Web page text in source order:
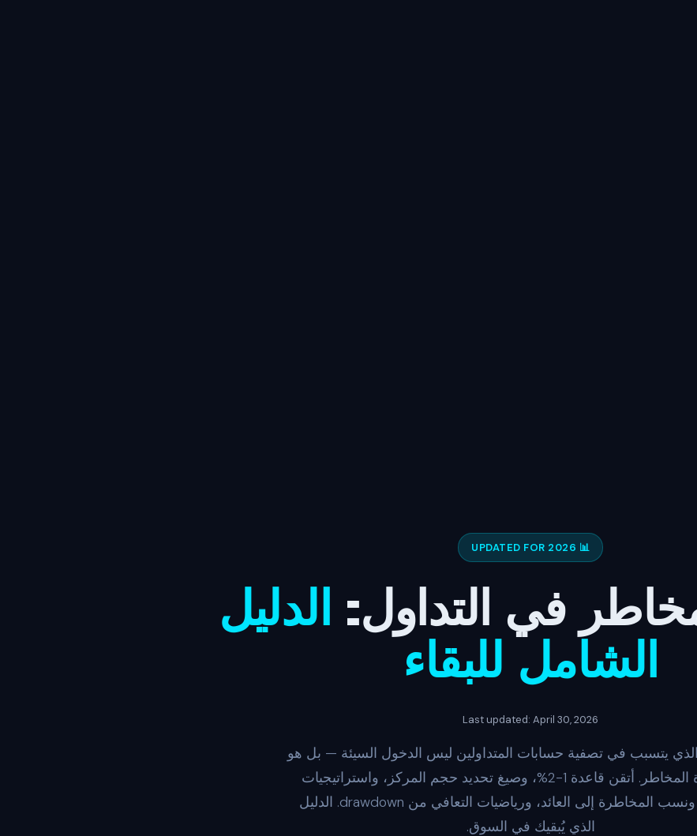
📊 UPDATED FOR 2026
في التداول: الدليل
الشامل للبقاء
Last updated: April 30, 2026
يتسبب في تصفية حسابات المتداولين ليس الدخول السيئة — بل هو
ضعف إدارة المخاطر. أتقن قاعدة 1-2%، وصيغ تحديد حجم المركز، واستراتيجيات
stop-loss، ونسب المخاطرة إلى العائد، ورياضيات التعافي من drawdown. الدليل
الذي يُبقيك في السوق.